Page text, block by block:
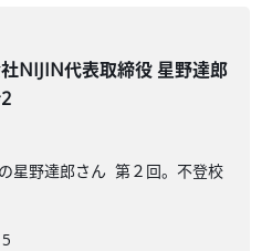
NIJIN代表取締役 星野達郎
星野達郎さん 第２回。不登校